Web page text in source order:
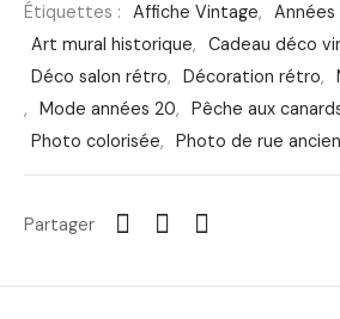
Étiquettes :
Affiche Vintage, Années
Art mural historique, Cadeau déco
Déco salon rétro, Décoration rétro,
,
Mode années 20, Pêche aux
Photo colorisée, Photo de rue
Partager